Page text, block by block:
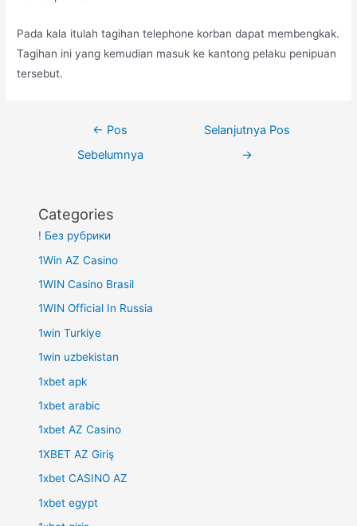
Pada kala itulah tagihan telephone korban dapat membengkak.
Tagihan ini yang kemudian masuk ke kantong pelaku penipuan
tersebut.
← Pos
Sebelumnya
Selanjutnya Pos
→
Categories
! Без рубрики
1Win AZ Casino
1WIN Casino Brasil
1WIN Official In Russia
1win Turkiye
1win uzbekistan
1xbet apk
1xbet arabic
1xbet AZ Casino
1XBET AZ Giriş
1xbet CASINO AZ
1xbet egypt